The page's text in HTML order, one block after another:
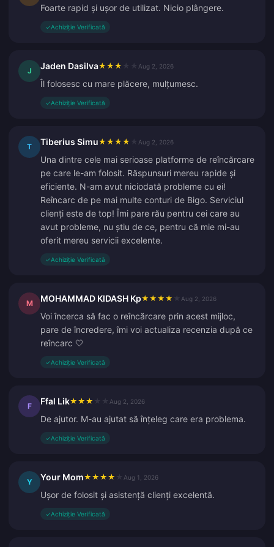
Foarte rapid și ușor de utilizat. Nicio plângere.
✓Achiziție Verificată
J Jaden Dasilva★ ★ ★ Aug 2, 2026
Îl folosesc cu mare plăcere, mulțumesc.
✓Achiziție Verificată
T Tiberius Simu★ ★ ★ ★ Aug 2, 2026
Una dintre cele mai serioase platforme de reîncărcare
pe care le-am folosit. Răspunsuri mereu rapide și
eficiente. N-am avut niciodată probleme cu ei!
Reîncarc de pe mai multe conturi de Bigo. Serviciul
clienți este de top! Îmi pare rău pentru cei care au
avut probleme, nu știu de ce, pentru că mie mi-au
oferit mereu servicii excelente.
✓Achiziție Verificată
M MOHAMMAD KIDASH Kp★ ★ ★ ★ Aug 2, 2026
Voi încerca să fac o reîncărcare prin acest mijloc,
pare de încredere, îmi voi actualiza recenzia după ce
reîncarc 🤍
✓Achiziție Verificată
F Ffal Lik★ ★ ★ Aug 2, 2026
De ajutor. M-au ajutat să înțeleg care era problema.
✓Achiziție Verificată
Y Your Mom★ ★ ★ ★ Aug 1, 2026
Ușor de folosit și asistență clienți excelentă.
✓Achiziție Verificată